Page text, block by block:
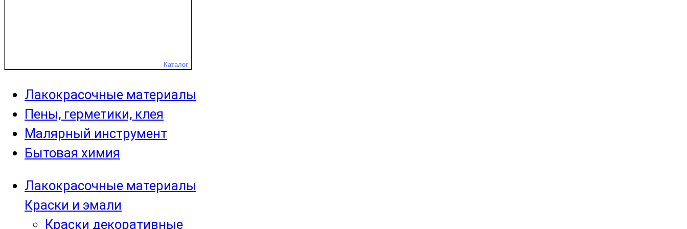
Каталог
Лакокрасочные материалы
Пены, герметики, клея
Малярный инструмент
Бытовая химия
Лакокрасочные материалы
Краски и эмали
Краски декоративные